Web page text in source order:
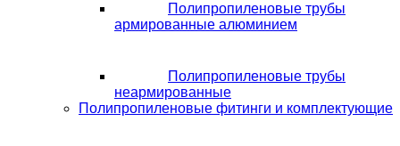
Полипропиленовые трубы
армированные алюминием
Полипропиленовые трубы
неармированные
Полипропиленовые фитинги и комплектующие